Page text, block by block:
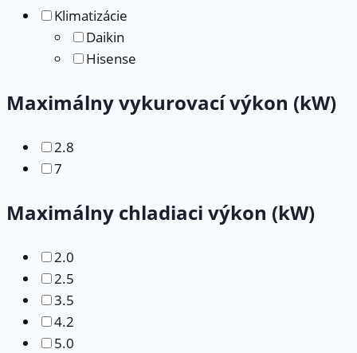
Klimatizácie
Daikin
Hisense
Maximálny vykurovací výkon (kW)
2.8
7
Maximálny chladiaci výkon (kW)
2.0
2.5
3.5
4.2
5.0